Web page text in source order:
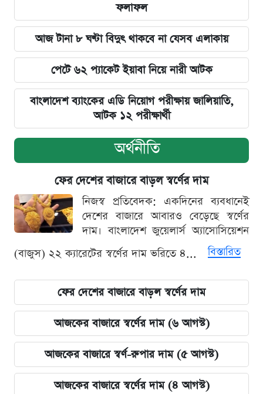
ফলাফল
আজ টানা ৮ ঘণ্টা বিদুৎ থাকবে না যেসব এলাকায়
পেটে ৬২ প্যাকেট ইয়াবা নিয়ে নারী আটক
বাংলাদেশ ব্যাংকের এডি নিয়োগ পরীক্ষায় জালিয়াতি,
আটক ১২ পরীক্ষার্থী
অর্থনীতি
ফের দেশের বাজারে বাড়ল স্বর্ণের দাম
নিজস্ব প্রতিবেদক: একদিনের ব্যবধানেই
দেশের বাজারে আবারও বেড়েছে স্বর্ণের
দাম। বাংলাদেশ জুয়েলার্স অ্যাসোসিয়েশন
(বাজুস) ২২ ক্যারেটের স্বর্ণের দাম ভরিতে ৪...
বিস্তারিত
ফের দেশের বাজারে বাড়ল স্বর্ণের দাম
আজকের বাজারে স্বর্ণের দাম (৬ আগস্ট)
আজকের বাজারে স্বর্ণ-রুপার দাম (৫ আগস্ট)
আজকের বাজারে স্বর্ণের দাম (৪ আগস্ট)